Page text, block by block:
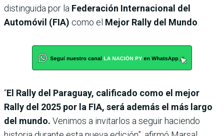
distinguida por la Federación Internacional del
Automóvil (FIA) como el Mejor Rally del Mundo
“El Rally del Paraguay, calificado como el mejor
Rally del 2025 por la FIA, será además el más largo
del mundo. Venimos a invitarlos a seguir haciendo